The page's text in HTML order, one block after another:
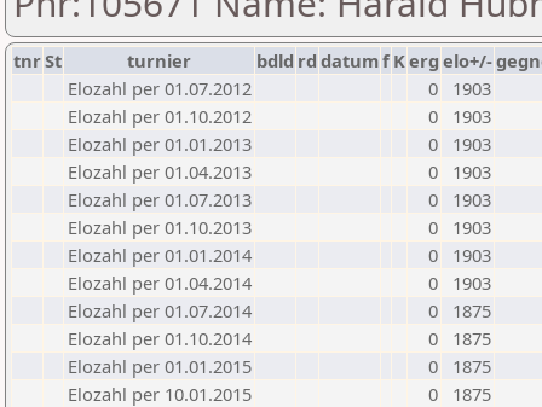
tnrSt turnier bdld rd datumf Kerg elo+/-
Elozahl per 01.07.2012
0
1903
Elozahl per 01.10.2012
0
1903
Elozahl per 01.01.2013
0
1903
Elozahl per 01.04.2013
0
1903
Elozahl per 01.07.2013
0
1903
Elozahl per 01.10.2013
0
1903
Elozahl per 01.01.2014
0
1903
Elozahl per 01.04.2014
0
1903
Elozahl per 01.07.2014
0
1875
Elozahl per 01.10.2014
0
1875
Elozahl per 01.01.2015
0
1875
Elozahl per 10.01.2015
0
1875